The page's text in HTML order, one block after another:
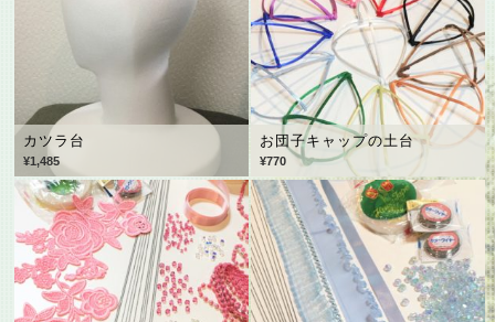
カツラ台
¥1,485
お団子キャップの土台
¥770